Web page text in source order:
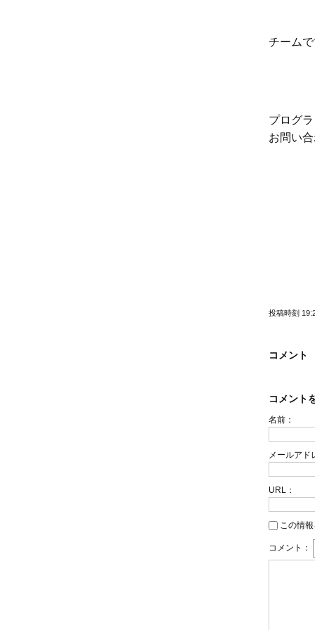
チーム
プログ
お問い
投稿時刻
コメント
コメント
名前：
メールアド
URL：
この情
コメント：